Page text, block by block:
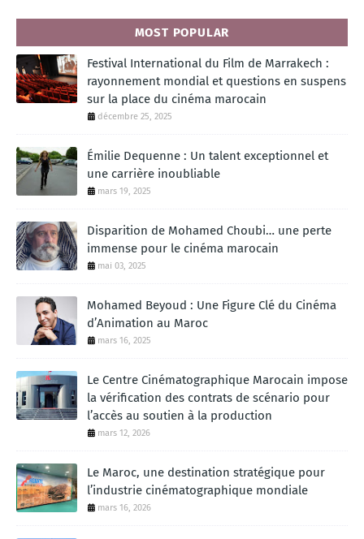
MOST POPULAR
Festival International du Film de Marrakech :
rayonnement mondial et questions en suspens
sur la place du cinéma marocain
décembre 25, 2025
Émilie Dequenne : Un talent exceptionnel et
une carrière inoubliable
mars 19, 2025
Disparition de Mohamed Choubi… une perte
immense pour le cinéma marocain
mai 03, 2025
Mohamed Beyoud : Une Figure Clé du Cinéma
d’Animation au Maroc
mars 16, 2025
Le Centre Cinématographique Marocain impose
la vérification des contrats de scénario pour
l’accès au soutien à la production
mars 12, 2026
Le Maroc, une destination stratégique pour
l’industrie cinématographique mondiale
mars 16, 2026